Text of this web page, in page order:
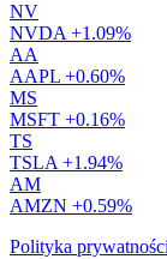
NV
NVDA +1.09%
AA
AAPL +0.60%
MS
MSFT +0.16%
TS
TSLA +1.94%
AM
AMZN +0.59%
Polityka prywatności